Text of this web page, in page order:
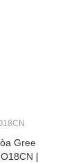
Gree
|